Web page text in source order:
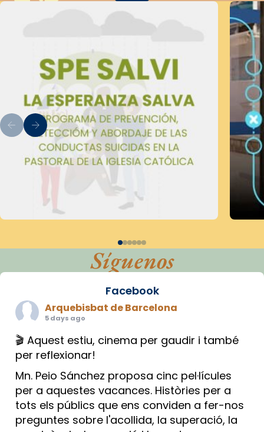
Síguenos
Facebook
Arquebisbat de Barcelona
5 days ago
🎬 Aquest estiu, cinema per gaudir i també
per reflexionar!
Mn. Peio Sánchez proposa cinc pel·lícules
per a aquestes vacances. Històries per a
tots els públics que ens conviden a fer-nos
preguntes sobre l'acollida, la superació, la